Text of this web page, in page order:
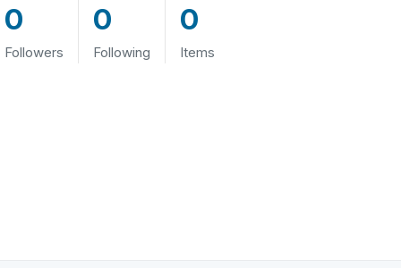
0
Followers
0
Following
0
Items